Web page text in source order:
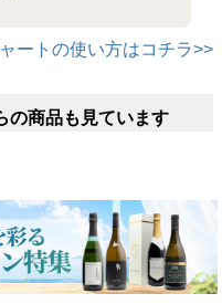
ートの使い方はコチラ>>
の商品も見ています